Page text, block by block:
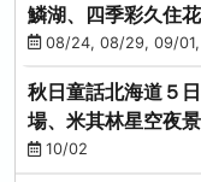
鱗湖、四季彩久住
鐵、螃蟹吃到飽
08/24, 08/29, 09/
秋日童話北海道５
場、米其林星空夜
蟹放題(千/函)
10/02